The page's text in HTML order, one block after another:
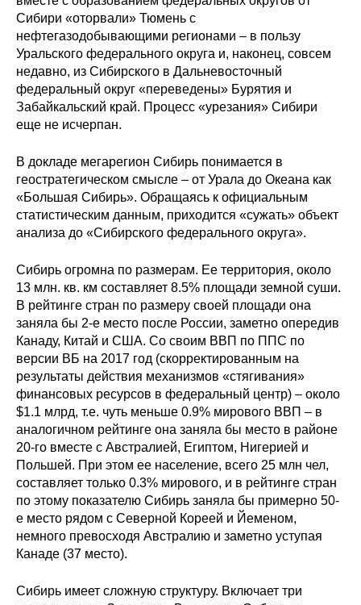
Квартальный прогноз
Краткосрочный прогноз
Оценка индекса промышленного
производства
Мониторинга
Центр «Климатическая политика и
экономика России»
Образование и карьера
Кафедра МФТИ
Кафедра МАДИ
Аспирантура
Об аспирантуре
Поступление
Обучение
Нормативные документы
Сибири «оторвали» Тюмень с
нефтегазодобывающими регионами – в пользу
Уральского федерального округа и, наконец, совсем
недавно, из Сибирского в Дальневосточный
федеральный округ «переведены» Бурятия и
Забайкальский край. Процесс «урезания» Сибири
еще не исчерпан.
В докладе мегарегион Сибирь понимается в
геостратегическом смысле – от Урала до Океана как
«Большая Сибирь». Обращаясь к официальным
статистическим данным, приходится «сужать» объект
анализа до «Сибирского федерального округа».
Сибирь огромна по размерам. Ее территория, около
13 млн. кв. км составляет 8.5% площади земной суши.
В рейтинге стран по размеру своей площади она
заняла бы 2-е место после России, заметно опередив
Канаду, Китай и США. Со своим ВВП по ППС по
версии ВБ на 2017 год (скорректированным на
результаты действия механизмов «стягивания»
финансовых ресурсов в федеральный центр) – около
$1.1 млрд, т.е. чуть меньше 0.9% мирового ВВП – в
аналогичном рейтинге она заняла бы место в районе
20-го вместе с Австралией, Египтом, Нигерией и
Польшей. При этом ее население, всего 25 млн чел,
составляет только 0.3% мирового, и в рейтинге стран
по этому показателю Сибирь заняла бы примерно 50-
е место рядом с Северной Кореей и Йеменом,
немного превосходя Австралию и заметно уступая
Канаде (37 место).
Сибирь имеет сложную структуру. Включает три